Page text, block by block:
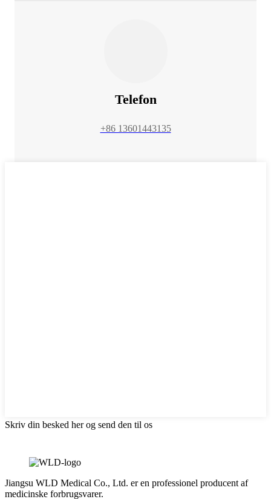
Telefon
+86 13601443135
Skriv din besked her og send den til os
Jiangsu WLD Medical Co., Ltd. er en professionel producent af
medicinske forbrugsvarer.